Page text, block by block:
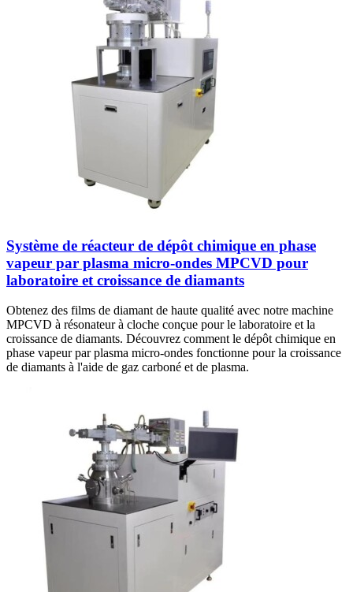
Système de réacteur de dépôt chimique en phase
vapeur par plasma micro-ondes MPCVD pour
laboratoire et croissance de diamants
Obtenez des films de diamant de haute qualité avec notre machine
MPCVD à résonateur à cloche conçue pour le laboratoire et la
croissance de diamants. Découvrez comment le dépôt chimique en
phase vapeur par plasma micro-ondes fonctionne pour la croissance
de diamants à l'aide de gaz carboné et de plasma.